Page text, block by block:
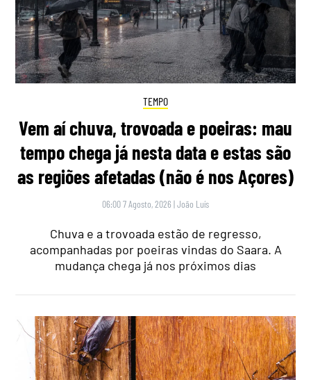
TEMPO
Vem aí chuva, trovoada e poeiras: mau
tempo chega já nesta data e estas são
as regiões afetadas (não é nos Açores)
06:00 7 Agosto, 2026 |João Luís
Chuva e a trovoada estão de regresso,
acompanhadas por poeiras vindas do Saara. A
mudança chega já nos próximos dias